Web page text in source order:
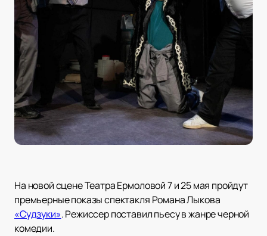
На новой сцене Театра Ермоловой 7 и 25 мая пройдут
премьерные показы спектакля Романа Лыкова
«Судзуки». Режиссер поставил пьесу в жанре черной
комедии.